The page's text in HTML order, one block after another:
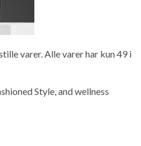
varer. Alle varer har kun 49 i
Style, and wellness